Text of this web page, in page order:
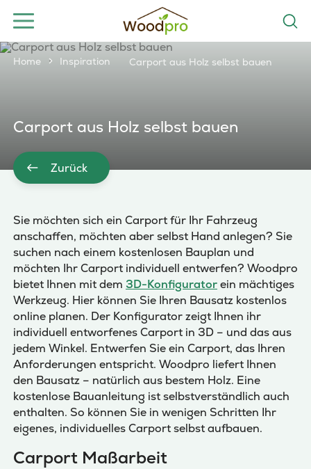
Home Inspiration Carport aus Holz selbst bauen
Carport aus Holz selbst bauen
Zurück
Sie möchten sich ein Carport für Ihr Fahrzeug
anschaffen, möchten aber selbst Hand anlegen? Sie
suchen nach einem kostenlosen Bauplan und
möchten Ihr Carport individuell entwerfen? Woodpro
bietet Ihnen mit dem 3D-Konfiguratorein mächtiges
Werkzeug. Hier können Sie Ihren Bausatz kostenlos
online planen. Der Konfigurator zeigt Ihnen ihr
individuell entworfenes Carport in 3D – und das aus
jedem Winkel. Entwerfen Sie ein Carport, das Ihren
Anforderungen entspricht. Woodpro liefert Ihnen
den Bausatz – natürlich aus bestem Holz. Eine
kostenlose Bauanleitung ist selbstverständlich auch
enthalten. So können Sie in wenigen Schritten Ihr
eigenes, individuelles Carport selbst aufbauen.
Carport Maßarbeit